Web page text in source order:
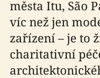
města Itu, São
víc než jen
zařízení – je to
charitativní